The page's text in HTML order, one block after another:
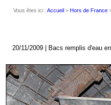
Vous êtes ici : Accueil > Hors de France
20/11/2009 | Bacs remplis d'eau